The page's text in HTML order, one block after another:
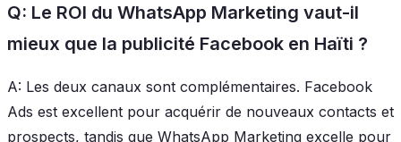
Q: Le ROI du WhatsApp Marketing vaut-il
mieux que la publicité Facebook en Haïti ?
A: Les deux canaux sont complémentaires. Facebook
Ads est excellent pour acquérir de nouveaux contacts et
prospects, tandis que WhatsApp Marketing excelle pour